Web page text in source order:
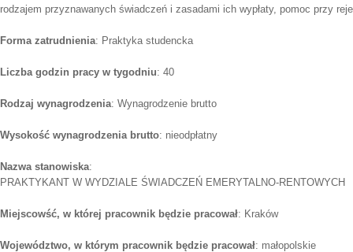
rodzajem przyznawanych świadczeń i zasadami ich wypłaty, pomoc przy
Forma zatrudnienia: Praktyka studencka
Liczba godzin pracy w tygodniu: 40
Rodzaj wynagrodzenia: Wynagrodzenie brutto
Wysokość wynagrodzenia brutto: nieodpłatny
Nazwa stanowiska:
PRAKTYKANT W WYDZIALE ŚWIADCZEŃ EMERYTALNO-RENTOWYCH
Miejscowść, w której pracownik będzie pracował: Kraków
Województwo, w którym pracownik będzie pracował: małopolskie